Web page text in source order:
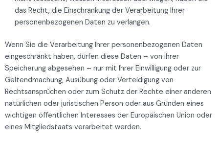
das Recht, die Einschränkung der Verarbeitung Ihrer
personenbezogenen Daten zu verlangen.
Wenn Sie die Verarbeitung Ihrer personenbezogenen Daten
eingeschränkt haben, dürfen diese Daten – von ihrer
Speicherung abgesehen – nur mit Ihrer Einwilligung oder zur
Geltendmachung, Ausübung oder Verteidigung von
Rechtsansprüchen oder zum Schutz der Rechte einer anderen
natürlichen oder juristischen Person oder aus Gründen eines
wichtigen öffentlichen Interesses der Europäischen Union oder
eines Mitgliedstaats verarbeitet werden.